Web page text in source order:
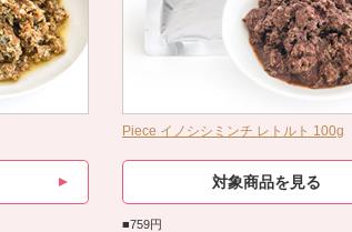
Piece イノシシミンチ レトルト 100g
対象商品を見る
■759円